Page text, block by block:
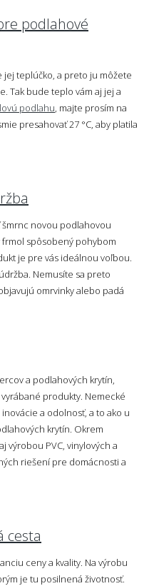
podlahové
jej teplúčko, a preto ju môžete
Tak bude teplo vám aj jej a
podlahu , majte prosím na
presahovať 27 °C, aby platila
novou podlahovou
spôsobený pohybom
je pre vás ideálnou voľbou.
Nemusíte sa preto
omrvinky alebo padá
a podlahových krytín,
produkty. Nemecké
a odolnosť, a to ako u
krytín. Okrem
výrobou PVC, vinylových a
riešení pre domácnosti a
cesta
ceny a kvality. Na výrobu
je tu posilnená životnosť.